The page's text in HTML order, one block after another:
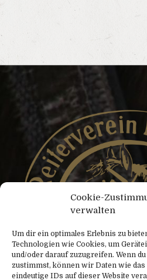
Cookie-
verwalten
Um dir ein optimales Erlebnis zu
Technologien wie Cookies, um
und/oder darauf zuzugreifen. Wenn
zustimmst, können wir Daten wie
eindeutige IDs auf dieser Website